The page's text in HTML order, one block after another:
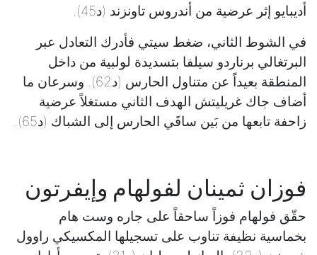
أديبايو إثر عرضية من أندروس تاونزند (د45).
في الشوط الثاني، ضغط سيتي فأدرك التعادل عبر
البرتغالي برناردو سيلفا بتسديدة لولبية من داخل
المنطقة بعيداً عن متناول الحارس (د62). وسرعان ما
أضاف جاك غريليتش الهدف الثاني مستغلاً عرضية
زاحفة تابعها من بَين ساقَي الحارس إلى الشباك (د65).
فوزان ثمينان لفولهام وإيفرتون
حقّق فولهام فوزاً ساحقاً على جاره وست هام
بخماسية نظيفة تناوب على تسجيلها المكسيكي راوول